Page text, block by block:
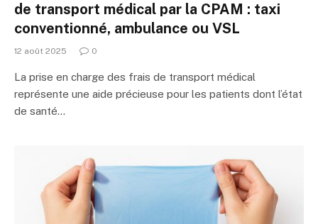
de transport médical par la CPAM : taxi
conventionné, ambulance ou VSL
12 août 2025 0
La prise en charge des frais de transport médical
représente une aide précieuse pour les patients dont l’état
de santé…